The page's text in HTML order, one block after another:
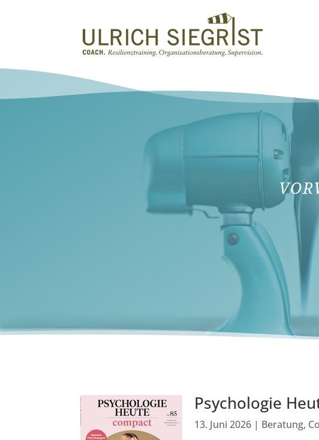
Psychologie
13. Juni 2026 | Beratung,